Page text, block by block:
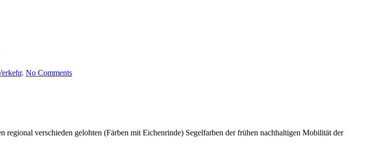
. No Commentson
mention)
verschieden gelohten (Färben mit Eichenrinde) Segelfarben der frühen nachhaltigen Mobilität der